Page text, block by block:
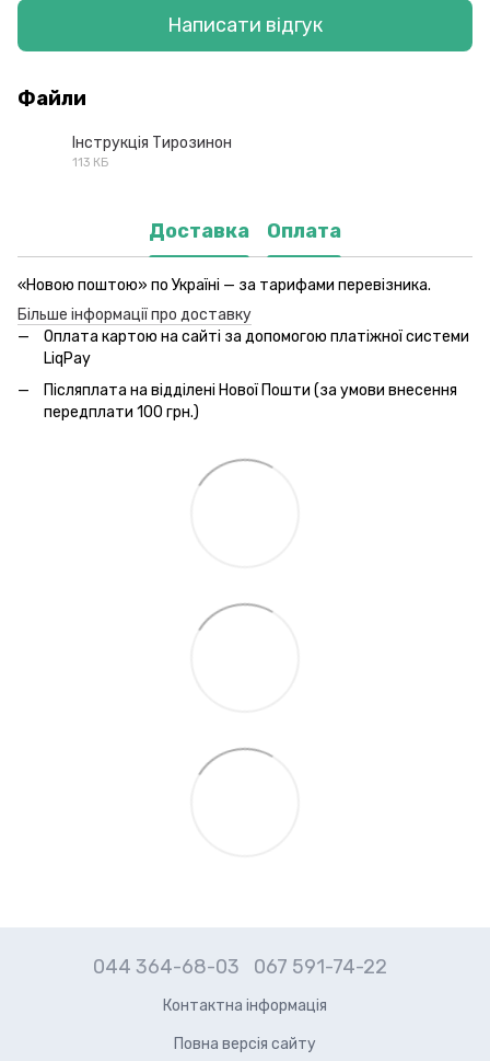
Написати відгук
Файли
Інструкція Тирозинон
113 КБ
Доставка Оплата
«Новою поштою» по Україні — за тарифами перевізника.
Більше інформації про доставку
Оплата картою на сайті за допомогою платіжної системи
LiqPay
Післяплата на відділені Нової Пошти (за умови внесення
передплати 100 грн.)
044 364-68-03 067 591-74-22
Контактна інформація
Повна версія сайту